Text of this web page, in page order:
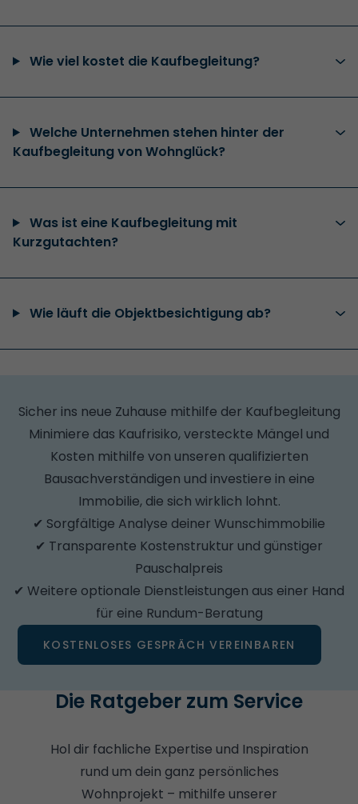
Wie viel kostet die Kaufbegleitung?
Welche Unternehmen stehen hinter der
Kaufbegleitung von Wohnglück?
Was ist eine Kaufbegleitung mit
Kurzgutachten?
Wie läuft die Objektbesichtigung ab?
Sicher ins neue Zuhause mithilfe der Kaufbegleitung
Minimiere das Kaufrisiko, versteckte Mängel und
Kosten mithilfe von unseren qualifizierten
Bausachverständigen und investiere in eine
Immobilie, die sich wirklich lohnt.
✔ Sorgfältige Analyse deiner Wunschimmobilie
✔ Transparente Kostenstruktur und günstiger
Pauschalpreis
✔ Weitere optionale Dienstleistungen aus einer Hand
für eine Rundum-Beratung
KOSTENLOSES GESPRÄCH VEREINBAREN
Die Ratgeber zum Service
Hol dir fachliche Expertise und Inspiration
rund um dein ganz persönliches
Wohnprojekt – mithilfe unserer